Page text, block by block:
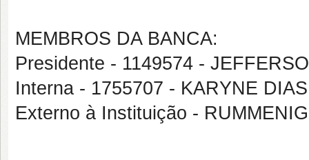
MEMBROS DA BANCA:
Presidente - 1149574 -
Interna - 1755707 - KARYNE
Externo à Instituição -